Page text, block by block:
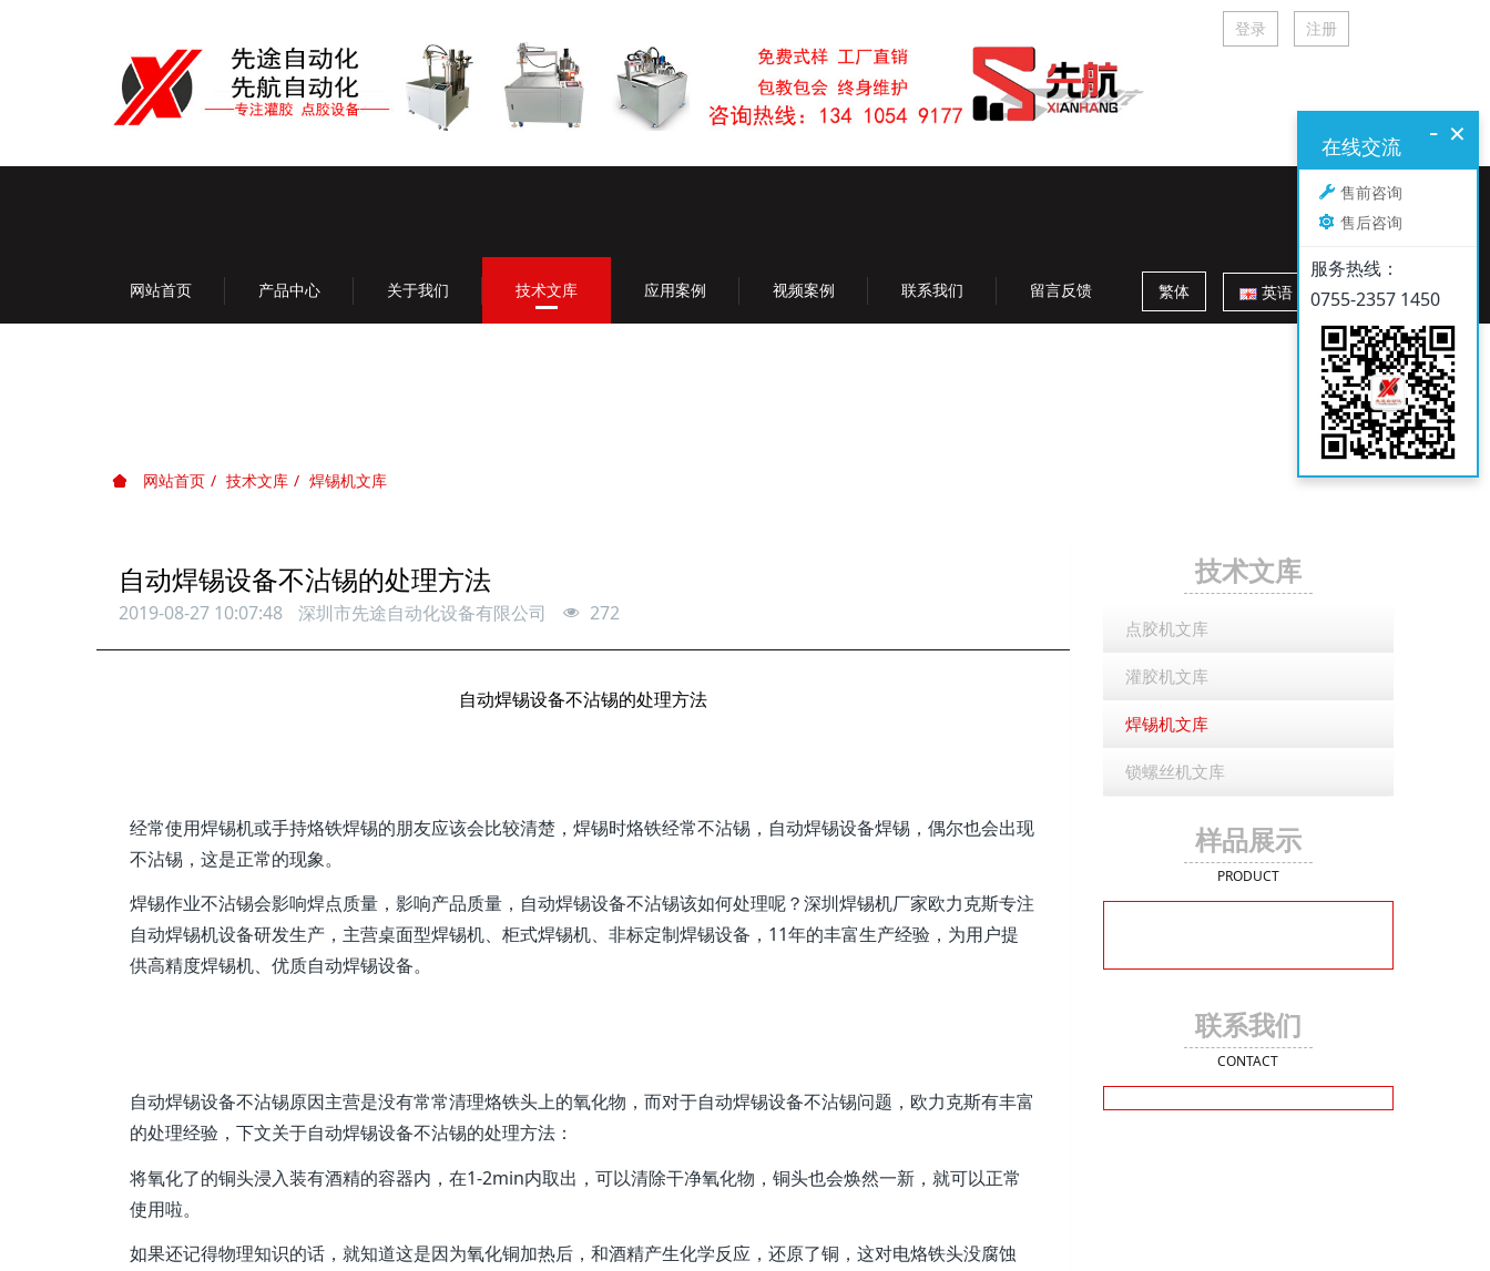
登录 注册
134 1054 9177
网站首页 产品中心 关于我们 技术文库 应用案例 视频案例 联系我们 留言反馈 繁体 英语
网站首页 技术文库 焊锡机文库
自动焊锡设备不沾锡的处理方法
2019-08-27 10:07:48 深圳市先途自动化设备有限公司 272
自动焊锡设备不沾锡的处理方法
经常使用焊锡机或手持烙铁焊锡的朋友应该会比较清楚，焊锡时烙铁经常不沾锡，自动焊锡设备焊锡，偶尔也会出现
不沾锡，这是正常的现象。
焊锡作业不沾锡会影响焊点质量，影响产品质量，自动焊锡设备不沾锡该如何处理呢？深圳焊锡机厂家欧力克斯专注
自动焊锡机设备研发生产，主营桌面型焊锡机、柜式焊锡机、非标定制焊锡设备，11年的丰富生产经验，为用户提
供高精度焊锡机、优质自动焊锡设备。
自动焊锡设备不沾锡原因主营是没有常常清理烙铁头上的氧化物，而对于自动焊锡设备不沾锡问题，欧力克斯有丰富
的处理经验，下文关于自动焊锡设备不沾锡的处理方法：
将氧化了的铜头浸入装有酒精的容器内，在1-2min内取出，可以清除干净氧化物，铜头也会焕然一新，就可以正常
使用啦。
如果还记得物理知识的话，就知道这是因为氧化铜加热后，和酒精产生化学反应，还原了铜，这对电烙铁头没腐蚀
技术文库
点胶机文库
灌胶机文库
焊锡机文库
锁螺丝机文库
样品展示
PRODUCT
联系我们
CONTACT
×
-
在线交流
售前咨询
售后咨询
服务热线：
0755-2357 1450